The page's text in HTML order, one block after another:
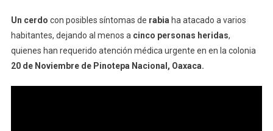
Muerde
A
Varios
Un cerdo con posibles síntomas de rabia ha atacado a varios
habitantes, dejando al menos a cinco personas heridas,
quienes han requerido atención médica urgente en en la colonia
20 de Noviembre de Pinotepa Nacional, Oaxaca.